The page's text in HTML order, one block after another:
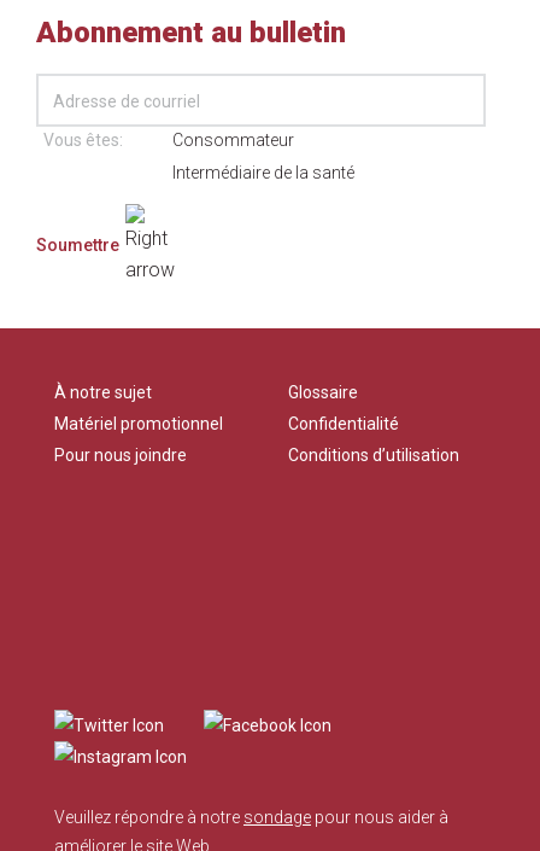
Abonnement au bulletin
Vous êtes:
Consommateur
Intermédiaire de la santé
À notre sujet
Matériel promotionnel
Pour nous joindre
Glossaire
Confidentialité
Conditions d’utilisation
Veuillez répondre à notre sondage pour nous aider à
améliorer le site Web.